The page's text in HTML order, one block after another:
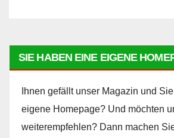
SIE HABEN EINE EIGENE
Ihnen gefällt unser Magazin und
eigene Homepage? Und möchten
weiterempfehlen? Dann machen